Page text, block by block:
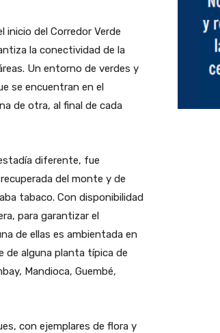
inicio del Corredor Verde
la conectividad de la
Un entorno de verdes y
se encuentran en el
de otra, al final de cada
diferente, fue
del monte y de
tabaco. Con disponibilidad
para garantizar el
de ellas es ambientada en
de alguna planta típica de
Mandioca, Guembé,
con ejemplares de flora y